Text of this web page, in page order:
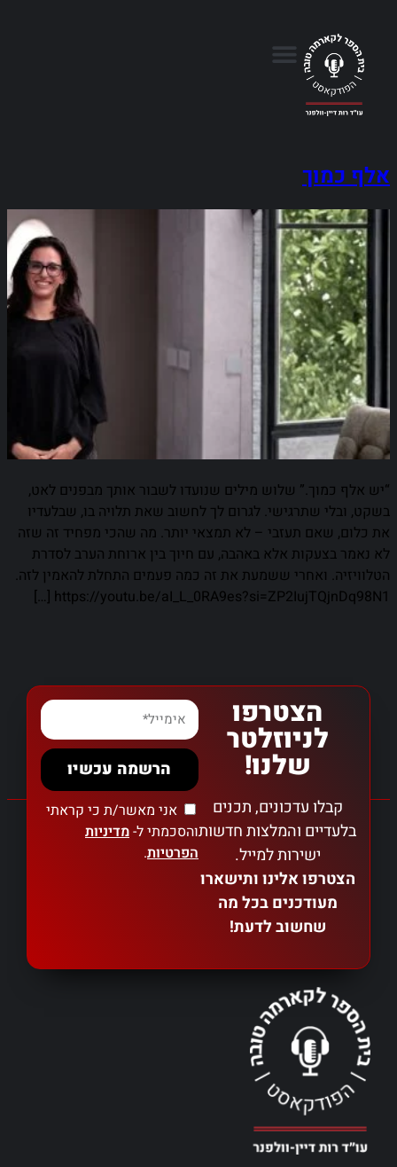
אלף כמוך
“יש אלף כמוך.” שלוש מילים שנועדו לשבור אותך מבפנים לאט,
בשקט, ובלי שתרגישי. לגרום לך לחשוב שאת תלויה בו, שבלעדיו
את כלום, שאם תעזבי – לא תמצאי יותר. מה שהכי מפחיד זה שזה
לא נאמר בצעקות אלא באהבה, עם חיוך בין ארוחת הערב לסדרת
הטלוויזיה. ואחרי ששמעת את זה כמה פעמים התחלת להאמין לזה.
https://youtu.be/aI_L_0RA9es?si=ZP2IujTQjnDq98N1 […]
הצטרפו
לניוזלטר
שלנו!
קבלו עדכונים, תכנים
בלעדיים והמלצות חדשות
ישירות למייל.
הצטרפו אלינו ותישארו
מעודכנים בכל מה
שחשוב לדעת!
אני מאשר/ת כי קראתי
והסכמתי ל-מדיניות
הפרטיות.
הרשמה עכשיו